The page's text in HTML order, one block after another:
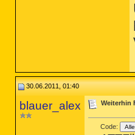
30.06.2011, 01:40
blauer_alex Weiterhin
Code: